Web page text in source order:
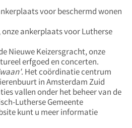
voor beschermd wonen
onze ankerplaats voor Lutherse
Nieuwe Keizersgracht, onze
erfgoed en concerten.
. Het coördinatie centrum
in Amsterdam Zuid
vallen onder het beheer van de
Lutherse Gemeente
kunt u meer informatie